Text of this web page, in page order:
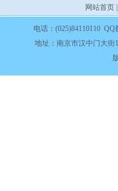
网站首页
电话：(025)84110110
地址：南京市汉中门大街